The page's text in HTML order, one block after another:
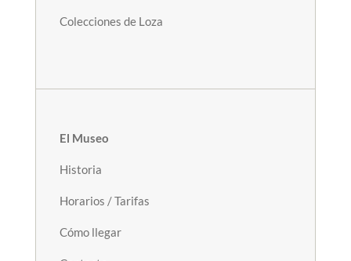
Colecciones de Loza
El Museo
Historia
Horarios / Tarifas
Cómo llegar